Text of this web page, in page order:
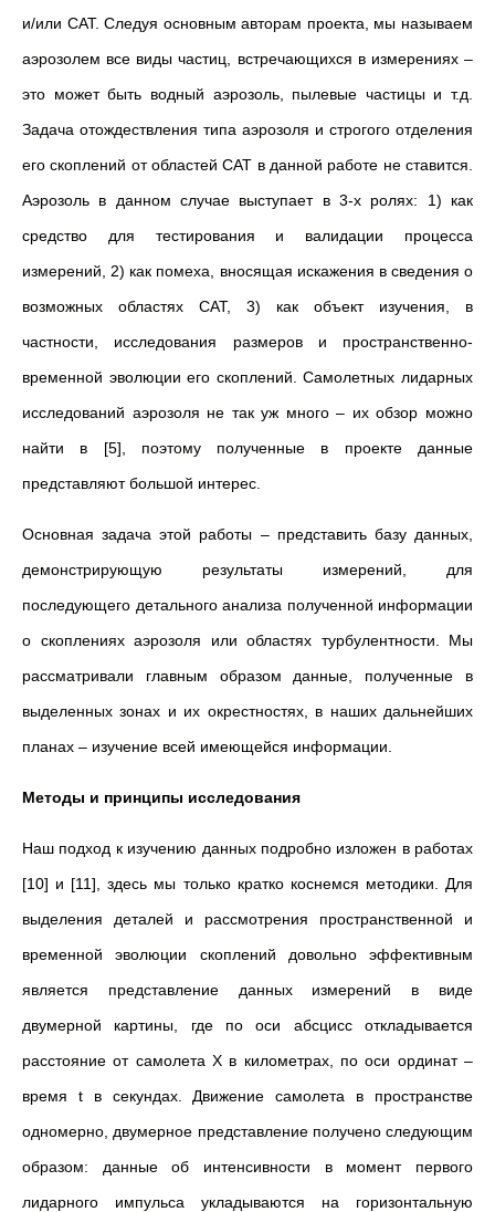
и/или CAT. Следуя основным авторам проекта, мы называем
аэрозолем все виды частиц, встречающихся в измерениях –
это может быть водный аэрозоль, пылевые частицы и т.д.
Задача отождествления типа аэрозоля и строгого отделения
его скоплений от областей CAT в данной работе не ставится.
Аэрозоль в данном случае выступает в 3-х ролях: 1) как
средство для тестирования и валидации процесса
измерений, 2) как помеха, вносящая искажения в сведения о
возможных областях CAT, 3) как объект изучения, в
частности, исследования размеров и пространственно-
временной эволюции его скоплений. Самолетных лидарных
исследований аэрозоля не так уж много – их обзор можно
найти в [5], поэтому полученные в проекте данные
представляют большой интерес.
Основная задача этой работы – представить базу данных,
демонстрирующую результаты измерений, для
последующего детального анализа полученной информации
о скоплениях аэрозоля или областях турбулентности. Мы
рассматривали главным образом данные, полученные в
выделенных зонах и их окрестностях, в наших дальнейших
планах – изучение всей имеющейся информации.
Методы и принципы исследования
Наш подход к изучению данных подробно изложен в работах
[10] и [11], здесь мы только кратко коснемся методики. Для
выделения деталей и рассмотрения пространственной и
временной эволюции скоплений довольно эффективным
является представление данных измерений в виде
двумерной картины, где по оси абсцисс откладывается
расстояние от самолета X в километрах, по оси ординат –
время t в секундах. Движение самолета в пространстве
одномерно, двумерное представление получено следующим
образом: данные об интенсивности в момент первого
лидарного импульса укладываются на горизонтальную